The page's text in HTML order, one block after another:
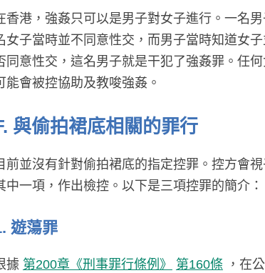
香港，強姦只可以是男子對女子進行。一名
女子當時並不同意性交，而男子當時知道女
同意性交，這名男子就是干犯了強姦罪。任
能會被控協助及教唆強姦。
與偷拍裙底相關的罪行
前並沒有針對偷拍裙底的指定控罪。控方會
中一項，作出檢控。以下是三項控罪的簡介：
遊蕩罪
據 第200章《刑事罪行條例》 第160條 ，在